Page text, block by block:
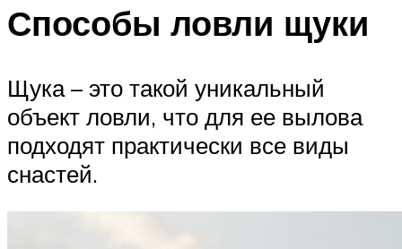
Способы ловли щуки
Щука – это такой уникальный
объект ловли, что для ее вылова
подходят практически все виды
снастей.